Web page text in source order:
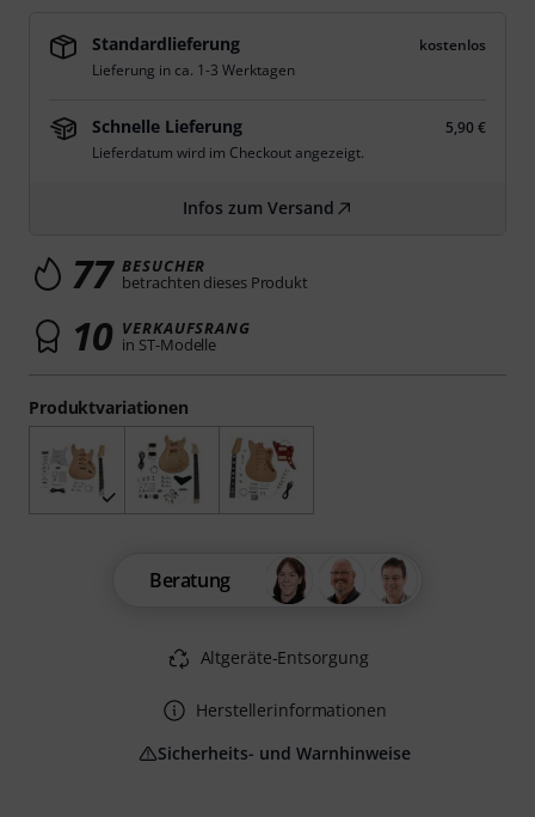
Produktvariationen
Standardlieferung
kostenlos
Lieferung in ca. 1-3 Werktagen
Schnelle Lieferung
5,90 €
Lieferdatum wird im Checkout angezeigt.
Infos zum Versand
77 BESUCHER
betrachten dieses Produkt
10 VERKAUFSRANG
in ST-Modelle
Beratung
Altgeräte-Entsorgung
Herstellerinformationen
Sicherheits- und Warnhinweise